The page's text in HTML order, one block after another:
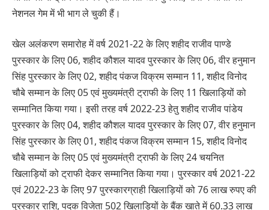
नेशनल गेम में भी भाग ले चुकी हैं।
खेल अलंकरण समारोह में वर्ष 2021-22 के लिए शहीद राजीव पाण्डे
पुरस्कार के लिए 06, शहीद कौशल यादव पुरस्कार के लिए 06, वीर हनुमान
सिंह पुरस्कार के लिए 02, शहीद पंकज विक्रम सम्मान 11, शहीद विनोद
चौबे सम्मान के लिए 05 एवं मुख्यमंत्री ट्राफी के लिए 11 खिलाड़ियों को
सम्मानित किया गया। इसी तरह वर्ष 2022-23 हेतु शहीद राजीव पांडेय
पुरस्कार के लिए 04, शहीद कौशल यादव पुरस्कार के लिए 07, वीर हनुमान
सिंह पुरस्कार के लिए 01, शहीद पंकज विक्रम सम्मान 15, शहीद विनोद
चौबे सम्मान के लिए 05 एवं मुख्यमंत्री ट्राफी के लिए 24 चयनित
खिलाड़ियों को ट्राफी देकर सम्मानित किया गया। पुरस्कार वर्ष 2021-22
एवं 2022-23 के लिए 97 पुरस्कारग्राही खिलाड़ियों को 76 लाख रुपए की
पुरस्कार राशि, पदक विजेता 502 खिलाड़ियों के बैंक खाते में 60.33 लाख